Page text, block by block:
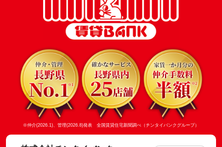
※仲介(2026.1)、管理(2026.8)発表 全国賃貸住宅新聞調べ（チンタイバンクグループ）